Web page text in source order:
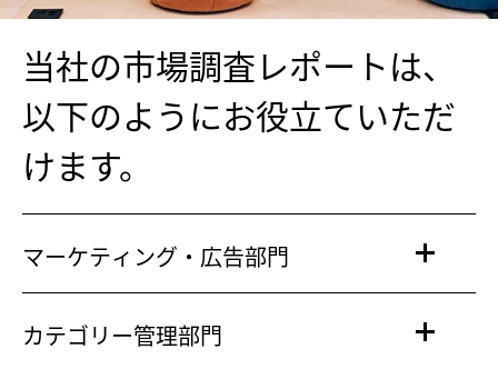
当社の市場調査レポートは、
以下のようにお役立ていただ
けます。
マーケティング・広告部門
カテゴリー管理部門